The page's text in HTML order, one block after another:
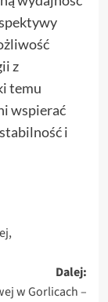
z
temu
wspierać
i
Dalej:
w Gorlicach –